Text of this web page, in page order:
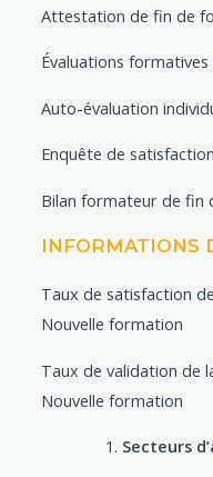
Attestation de fin de
Évaluations formatives
Auto-évaluation
Enquête de
Bilan formateur de fin
INFORMATIONS
Taux de satisfaction
Nouvelle formation
Taux de validation de
Nouvelle formation
Secteurs